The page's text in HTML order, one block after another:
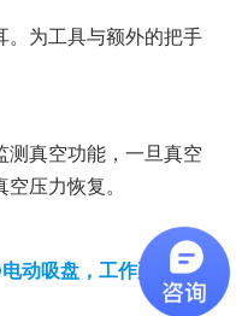
。为工具与额外的把手
测真空功能，一旦真空
压力恢复。
动吸盘，工作更轻